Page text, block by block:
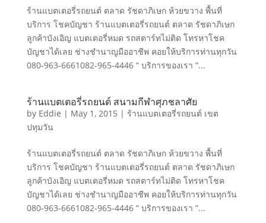
ร้านแบตเตอรี่รถยนต์ ตลาด รัชดาภิเษก ห้วยขวาง พื้นที่
บริการ โชคบัญชา ร้านแบตเตอรี่รถยนต์ ตลาด รัชดาภิเษก
ลูกค้าบังเอิญ แบตเตอรี่หมด รถสตาร์ทไม่ติด โทรหาโชค
บัญชาได้เลย ช่างชำนาญมืออาชีพ คอยให้บริการท่านทุกวัน
080-963-6661082-965-4446 “ บริการของเรา ”...
ร้านแบตเตอรี่รถยนต์ สนามกีฬาศุภชลาศัย
by Eddie | May 1, 2015 | ร้านแบตเตอรี่รถยนต์ เขต
ปทุมวัน
ร้านแบตเตอรี่รถยนต์ ตลาด รัชดาภิเษก ห้วยขวาง พื้นที่
บริการ โชคบัญชา ร้านแบตเตอรี่รถยนต์ ตลาด รัชดาภิเษก
ลูกค้าบังเอิญ แบตเตอรี่หมด รถสตาร์ทไม่ติด โทรหาโชค
บัญชาได้เลย ช่างชำนาญมืออาชีพ คอยให้บริการท่านทุกวัน
080-963-6661082-965-4446 “ บริการของเรา ”...